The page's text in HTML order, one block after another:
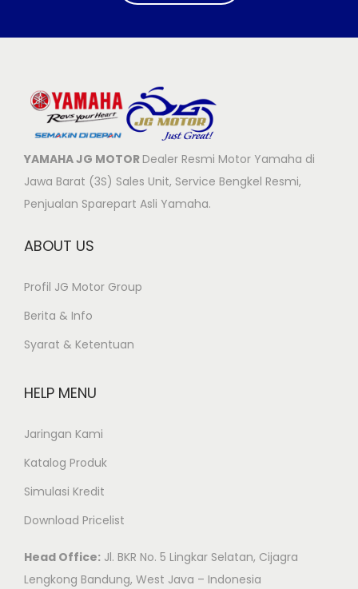
YAMAHA JG MOTOR Dealer Resmi Motor Yamaha di
Jawa Barat (3S) Sales Unit, Service Bengkel Resmi,
Penjualan Sparepart Asli Yamaha.
ABOUT US
Profil JG Motor Group
Berita & Info
Syarat & Ketentuan
HELP MENU
Jaringan Kami
Katalog Produk
Simulasi Kredit
Download Pricelist
Head Office: Jl. BKR No. 5 Lingkar Selatan, Cijagra
Lengkong Bandung, West Java – Indonesia